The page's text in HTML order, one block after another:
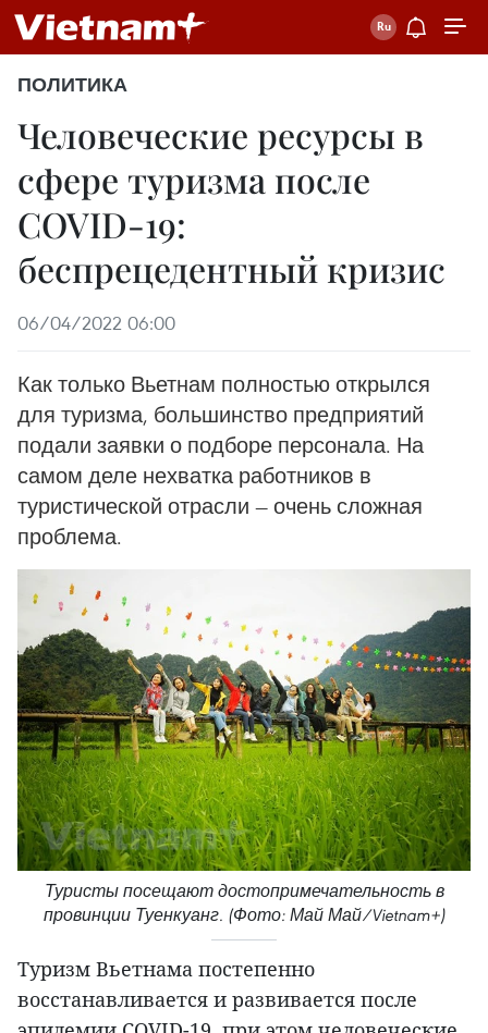
ПОЛИТИКА
Человеческие ресурсы в
сфере туризма после
COVID-19:
беспрецедентный кризис
06/04/2022 06:00
Как только Вьетнам полностью открылся
для туризма, большинство предприятий
подали заявки о подборе персонала. На
самом деле нехватка работников в
туристической отрасли — очень сложная
проблема.
Туристы посещают достопримечательность в
провинции Туенкуанг. (Фото: Май Май/Vietnam+)
Туризм Вьетнама постепенно
восстанавливается и развивается после